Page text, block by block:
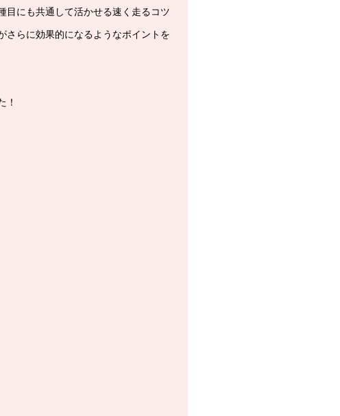
目にも共通して活かせる速く走るコツ
さらに効果的になるようなポイントを
！